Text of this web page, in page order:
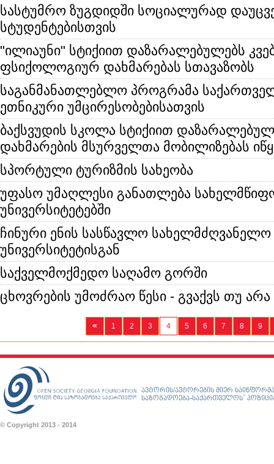
სასტუმრო ზუგდიდში სოციალურად
სტუდენტებისთვის
"ილიაუნი" სტიქიით დაზარალებულებს
ფსიქოლოგიურ დახმარებას სთავაზობს
საგანმანათლებლო პროგრამა
ეთნიკური უმცირესობებისათვის
ბაქსვუდის სკოლა სტიქიით
დახმარების მსურველთა მობილიზებას
სპორტული ტურიზმის სახეობა
უფასო უმაღლესი განათლება
უნივერსიტეტებში
ჩინური ენის სასწავლო
უნივერსიტეტისგან
საქველმოქმედო საღამო გორში
ცხოვრების უმოძრაო წესი - გვაქვს თუ არა
« 1 2 3 4 5 6 7 8 9
ავტორის/ავტორების მიერ
საზოგადოება-საქართველოს”
© Copyright 2013 - 2014